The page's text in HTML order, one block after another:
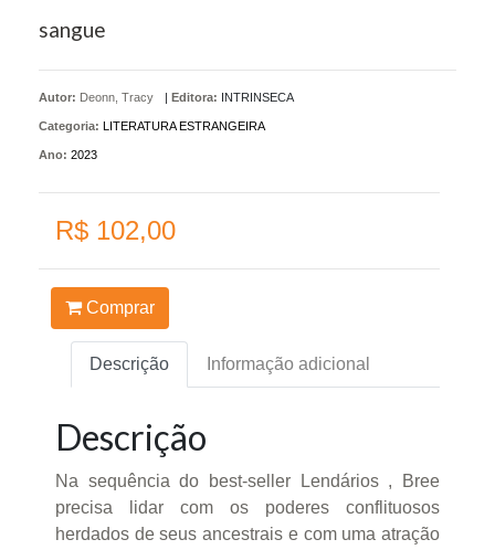
sangue
Autor: Deonn, Tracy | Editora: INTRINSECA
Categoria: LITERATURA ESTRANGEIRA
Ano: 2023
R$ 102,00
Comprar
Descrição Informação adicional
Descrição
Na sequência do best-seller Lendários , Bree
precisa lidar com os poderes conflituosos
herdados de seus ancestrais e com uma atração